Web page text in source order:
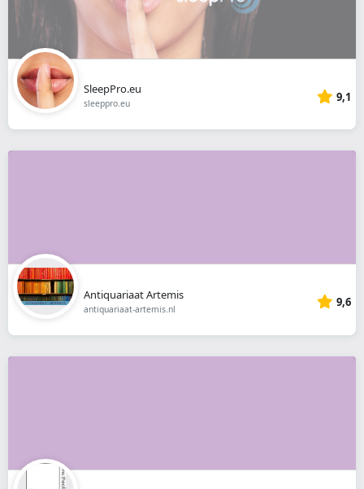
SleepPro.eu
sleeppro.eu 9,1
Antiquariaat Artemis
antiquariaat-artemis.nl 9,6